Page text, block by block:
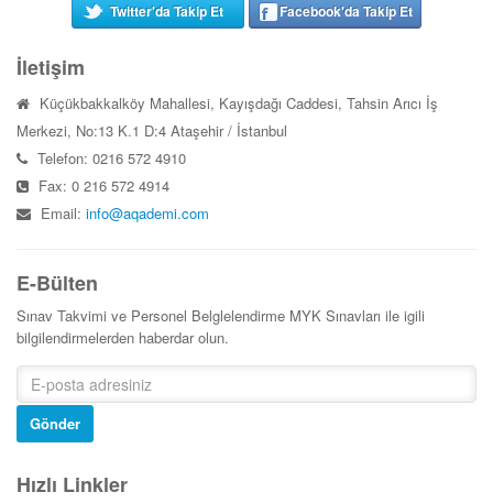
Twitter'da Takip Et Facebook'da Takip Et
İletişim
Küçükbakkalköy Mahallesi, Kayışdağı Caddesi, Tahsin Arıcı İş
Merkezi, No:13 K.1 D:4 Ataşehir / İstanbul
Telefon: 0216 572 4910
Fax: 0 216 572 4914
Email:info@aqademi.com
E-Bülten
Sınav Takvimi ve Personel Belglelendirme MYK Sınavları ile igili
bilgilendirmelerden haberdar olun.
Gönder
Hızlı Linkler